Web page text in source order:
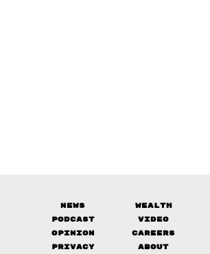
News Wealth
Podcast
Video
Opinion
Careers
Privacy
About